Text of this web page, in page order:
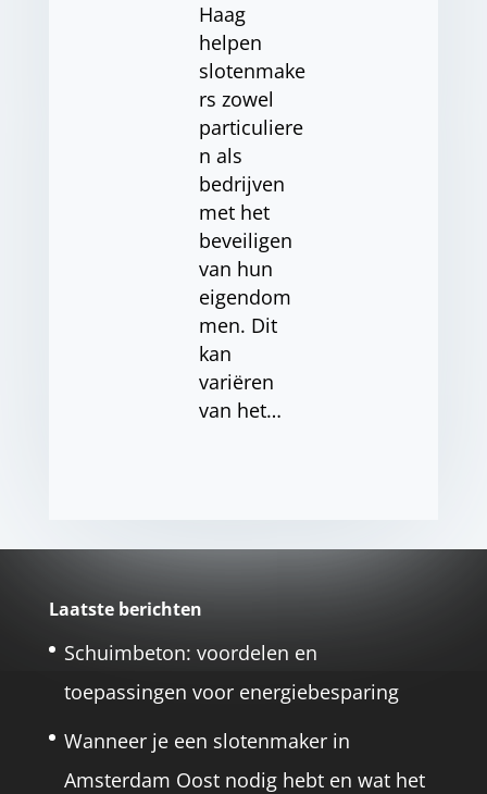
Haag
helpen
slotenmake
rs zowel
particuliere
n als
bedrijven
met het
beveiligen
van hun
eigendom
men. Dit
kan
variëren
van het…
Laatste berichten
Schuimbeton: voordelen en
toepassingen voor energiebesparing
Wanneer je een slotenmaker in
Amsterdam Oost nodig hebt en wat het